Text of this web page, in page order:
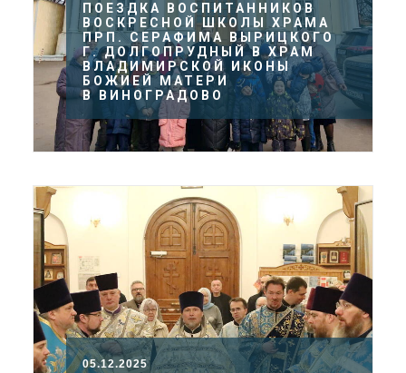
ПОЕЗДКА ВОСПИТАННИКОВ
ВОСКРЕСНОЙ ШКОЛЫ ХРАМА
ПРП. СЕРАФИМА ВЫРИЦКОГО
Г. ДОЛГОПРУДНЫЙ В ХРАМ
ВЛАДИМИРСКОЙ ИКОНЫ
БОЖИЕЙ МАТЕРИ
В ВИНОГРАДОВО
05.12.2025